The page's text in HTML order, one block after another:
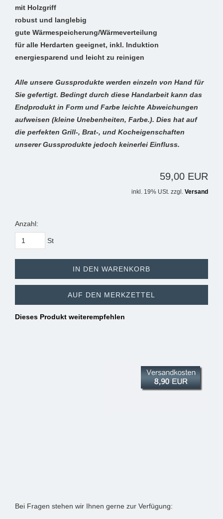
mit Holzgriff
robust und langlebig
gute Wärmespeicherung/Wärmeverteilung
für alle Herdarten geeignet, inkl. Induktion
energiesparend und leicht zu reinigen
Alle unsere Gussprodukte werden einzeln von Hand für
Sie gefertigt. Bedingt durch diese Handarbeit kann das
Endprodukt in Form und Farbe leichte Abweichungen
aufweisen (kleine Unebenheiten, Farbe.). Dies hat auf
die perfekten Grill-, Brat-, und Kocheigenschaften
unserer Gussprodukte jedoch keinerlei Einfluss.
59,00 EUR
inkl. 19% USt. zzgl. Versand
Anzahl:
St
IN DEN WARENKORB
AUF DEN MERKZETTEL
Dieses Produkt weiterempfehlen
Bei Fragen stehen wir Ihnen gerne zur Verfügung: